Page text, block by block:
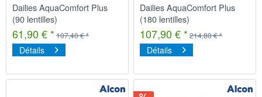
Dailies AquaComfort Plus
(90 lentilles)
61,90 € * 107,40 € *
Détails
Dailies AquaComfort Plus
(180 lentilles)
107,90 € * 214,80 € *
Détails